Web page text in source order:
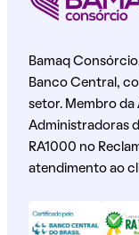
Bamaq
Banco Central,
setor. Membro da
Administradoras
RA1000 no
atendimento ao